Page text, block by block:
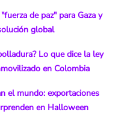
de paz" para Gaza y
global
Lo que dice la ley
en Colombia
el mundo: exportaciones
en Halloween